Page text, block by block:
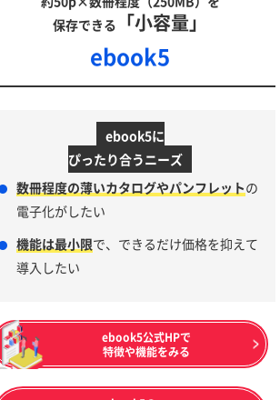
保存できる
「小容量」
ebook5
ebook5に
ぴったり合うニーズ
数冊程度の薄いカタログやパンフレットの
電子化がしたい
機能は最小限で、できるだけ価格を抑えて
導入したい
ebook5公式HPで
特徴や機能をみる